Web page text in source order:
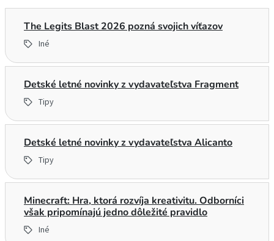
The Legits Blast 2026 pozná svojich víťazov
Iné
Detské letné novinky z vydavateľstva Fragment
Tipy
Detské letné novinky z vydavateľstva Alicanto
Tipy
Minecraft: Hra, ktorá rozvíja kreativitu. Odborníci
však pripomínajú jedno dôležité pravidlo
Iné